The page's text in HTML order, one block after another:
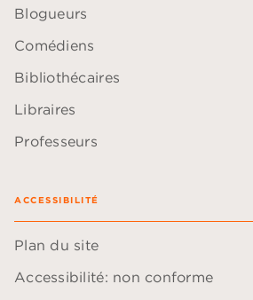
Blogueurs
Comédiens
Bibliothécaires
Libraires
Professeurs
ACCESSIBILITÉ
Plan du site
Accessibilité: non conforme